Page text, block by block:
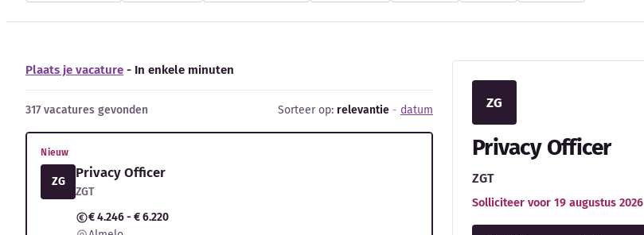
Plaats je vacature - In enkele minuten
317 vacatures gevonden Sorteer op: relevantie - datum
Nieuw
ZG
Privacy Officer
ZGT
€ 4.246 - € 6.220
ZG
Privacy Officer
ZGT
Solliciteer voor 19 augustus 2026